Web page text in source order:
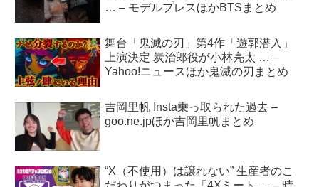
… – モデルプレスほかBTSまとめ
舞台「鬼滅の刃」第4作「遊郭潜入」
上演決定 炭治郎役が小林亮太 … –
Yahoo!ニュースほか鬼滅の刃まとめ
吉岡里帆 Insta乗っ取られた過去 –
goo.ne.jpほか吉岡里帆まとめ
“X（不使用）は譲れない” 生産者のこ